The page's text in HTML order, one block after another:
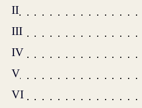
II
III
IV
V
VI